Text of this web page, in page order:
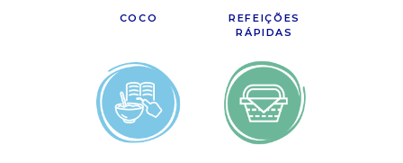
COCO
REFEIÇÕES
RÁPIDAS